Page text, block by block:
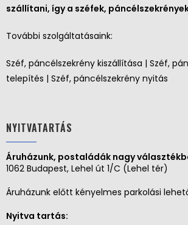
szállítani, így a széfek,
További szolgáltatásaink:
Széf, páncélszekrény kiszállítása | Széf,
telepítés | Széf, páncélszekrény nyitás
NYITVATARTÁS
Áruházunk, postaládák nagy
1062 Budapest, Lehel út 1/C (Lehel tér)
Áruházunk előtt kényelmes parkolási
Nyitva tartás: